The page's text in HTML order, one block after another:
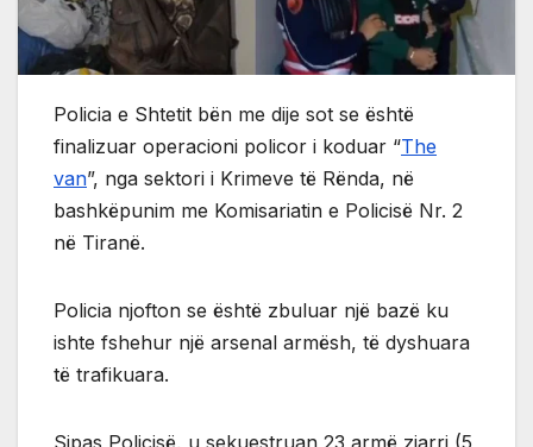
Policia e Shtetit bën me dije sot se është
finalizuar operacioni policor i koduar “The
van”, nga sektori i Krimeve të Rënda, në
bashkëpunim me Komisariatin e Policisë Nr. 2
në Tiranë.
Policia njofton se është zbuluar një bazë ku
ishte fshehur një arsenal armësh, të dyshuara
të trafikuara.
Sipas Policisë, u sekuestruan 23 armë zjarri (5